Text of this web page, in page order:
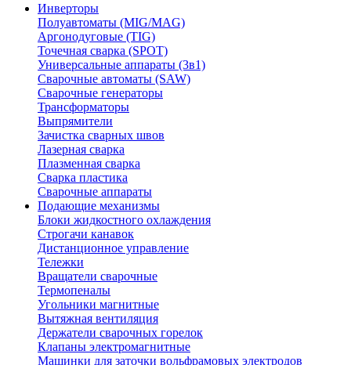
Инверторы
Полуавтоматы (MIG/MAG)
Аргонодуговые (TIG)
Точечная сварка (SPOT)
Универсальные аппараты (3в1)
Сварочные автоматы (SAW)
Сварочные генераторы
Трансформаторы
Выпрямители
Зачистка сварных швов
Лазерная сварка
Плазменная сварка
Сварка пластика
Сварочные аппараты
Подающие механизмы
Блоки жидкостного охлаждения
Строгачи канавок
Дистанционное управление
Тележки
Вращатели сварочные
Термопеналы
Угольники магнитные
Вытяжная вентиляция
Держатели сварочных горелок
Клапаны электромагнитные
Машинки для заточки вольфрамовых электродов